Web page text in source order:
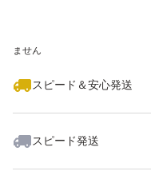
ません
スピード＆安心発送
スピード発送